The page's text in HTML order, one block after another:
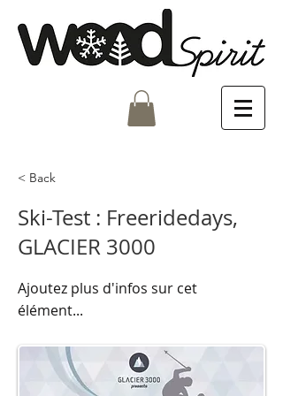
< Back
Ski-Test : Freeridedays,
GLACIER 3000
Ajoutez plus d'infos sur cet
élément...